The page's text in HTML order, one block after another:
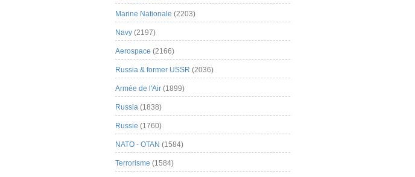
Marine Nationale (2203)
Navy (2197)
Aerospace (2166)
Russia & former USSR (2036)
Armée de l'Air (1899)
Russia (1838)
Russie (1760)
NATO - OTAN (1584)
Terrorisme (1584)